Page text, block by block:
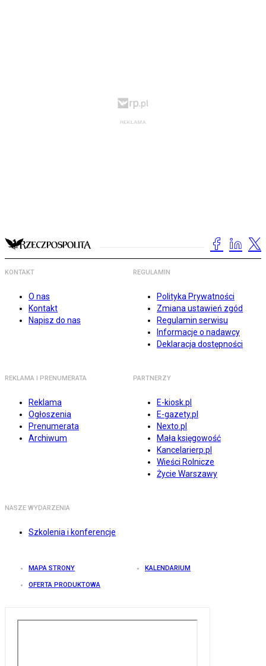
KONTAKT
O nas
Kontakt
Napisz do nas
REGULAMIN
Polityka Prywatności
Zmiana ustawień zgód
Regulamin serwisu
Informacje o nadawcy
Deklaracja dostępności
REKLAMA I PRENUMERATA
Reklama
Ogłoszenia
Prenumerata
Archiwum
PARTNERZY
E-kiosk.pl
E-gazety.pl
Nexto.pl
Mała księgowość
Kancelarierp.pl
Wieści Rolnicze
Życie Warszawy
NASZE WYDARZENIA
Szkolenia i konferencje
MAPA STRONY KALENDARIUM
OFERTA PRODUKTOWA